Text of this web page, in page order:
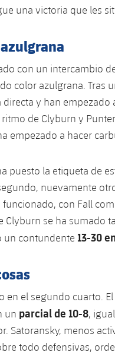
una victoria que les
con un intercambio
color azulgrana. Tras
directa y han
ritmo de Clyburn y
empezado a hacer
puesto la etiqueta de
nuevamente
con Fall
Clyburn se ha sumado
un contundente 13-30
en el segundo cuarto.
un parcial de 10-8,
Satoransky, menos
todo defensivas,